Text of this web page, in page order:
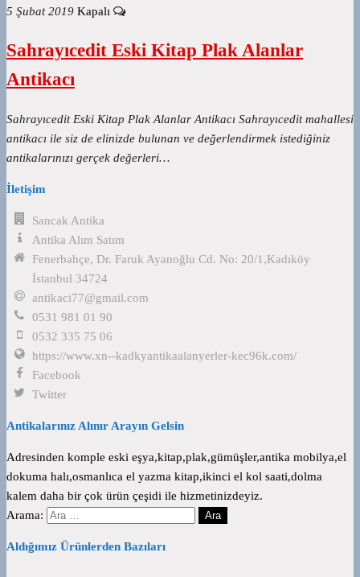
5 Şubat 2019 Kapalı
Sahrayıcedit Eski Kitap Plak Alanlar
Antikacı
Sahrayıcedit Eski Kitap Plak Alanlar Antikacı Sahrayıcedit mahallesi
antikacı ile siz de elinizde bulunan ve değerlendirmek istediğiniz
antikalarınızı gerçek değerleri…
İletişim
Sancak Antika
Antika Alım Satım
Fenerbahçe, Dr. Faruk Ayanoğlu Cd. No: 20/1,Kadıköy
İstanbul 34724
antikaci77@gmail.com
0531 981 01 90
0532 335 75 06
https://www.xn--kadkyantikaalanyerler-kec96k.com/
Facebook
Twitter
Antikalarınız Alınır Arayın Gelsin
Adresinden komple eski eşya,kitap,plak,gümüşler,antika mobilya,el
dokuma halı,osmanlıca el yazma kitap,ikinci el kol saati,dolma
kalem daha bir çok ürün çeşidi ile hizmetinizdeyiz.
Arama:
Aldığımız Ürünlerden Bazıları